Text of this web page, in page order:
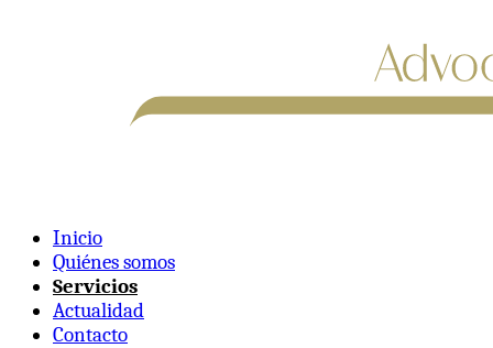
Inicio
Quiénes somos
Servicios
Actualidad
Contacto